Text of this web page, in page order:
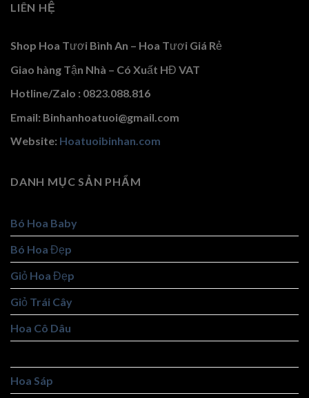
LIÊN HỆ
Shop Hoa Tươi Bình An – Hoa Tươi Giá Rẻ
Giao hàng Tận Nhà – Có Xuất HĐ VAT
Hotline/Zalo : 0823.088.816
Email: Binhanhoatuoi@gmail.com
Website: Hoatuoibinhan.com
DANH MỤC SẢN PHẨM
Bó Hoa Baby
Bó Hoa Đẹp
Giỏ Hoa Đẹp
Giỏ Trái Cây
Hoa Cô Dâu
Hoa Sáp